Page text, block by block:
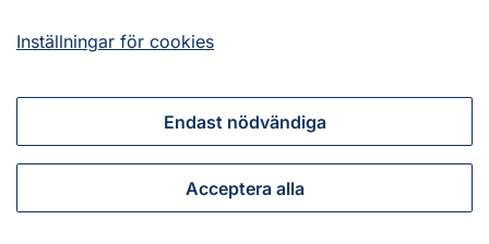
Inställningar för cookies
Endast nödvändiga
Acceptera alla